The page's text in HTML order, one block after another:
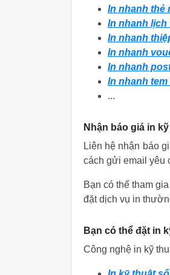
In nhanh thẻ
In nhanh lịch
In nhanh
In nhanh
In nhanh
In nhanh tem
...
Nhận báo giá in
Liên hệ nhận báo
cách gửi email yêu
Bạn có thể tham
đặt dịch vụ in
Bạn có thể đặt in
Công nghệ in kỹ